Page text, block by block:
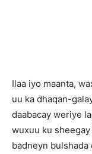
Ilaa iyo maanta,
uu ka dhaqan-
daabacay weriye
wuxuu ku
badneyn bulshada